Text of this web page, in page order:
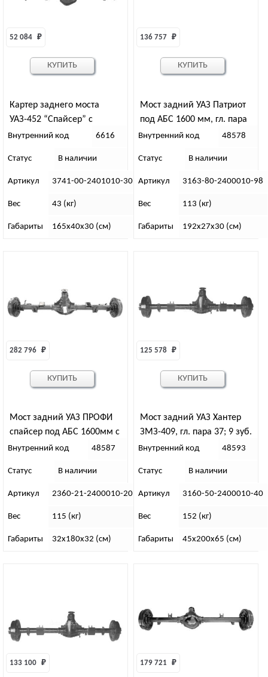
Картер заднего моста
УАЗ-452 “Спайсер” с
кожухами
52 084 ₽
Внутренний код 6616
Статус В наличии
Артикул 3741-00-2401010-30
Вес 43 (кг)
Габариты 165х40х30 (см)
КУПИТЬ
Мост задний УАЗ Патриот
под АБС 1600 мм, гл. пара
37/8 зуб (РК-мех) под
136 757 ₽
Внутренний код 48578
Статус В наличии
Артикул 3163-80-2400010-98
Вес 113 (кг)
Габариты 192х27х30 (см)
КУПИТЬ
Мост задний УАЗ ПРОФИ
спайсер под АБС 1600мм с
блокировкой, гл.пара 37;8
282 796 ₽
Внутренний код 48587
Статус В наличии
Артикул 2360-21-2400010-20
Вес 115 (кг)
Габариты 32х180х32 (см)
КУПИТЬ
Мост задний УАЗ Хантер
ЗМЗ-409, гл. пара 37; 9 зуб.
Спайсер “21”
125 578 ₽
Внутренний код 48593
Статус В наличии
Артикул 3160-50-2400010-40
Вес 152 (кг)
Габариты 45х200х65 (см)
КУПИТЬ
133 100 ₽ 179 721 ₽